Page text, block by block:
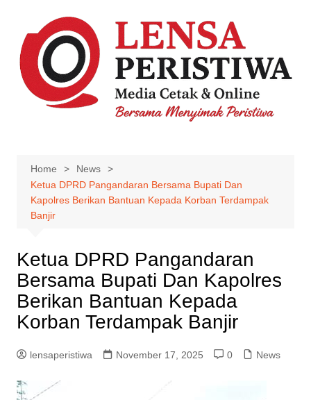
content
Home
News
Ketua DPRD Pangandaran Bersama Bupati Dan
Kapolres Berikan Bantuan Kepada Korban Terdampak
Banjir
Ketua DPRD Pangandaran
Bersama Bupati Dan Kapolres
Berikan Bantuan Kepada
Korban Terdampak Banjir
lensaperistiwa November 17, 2025 0 News